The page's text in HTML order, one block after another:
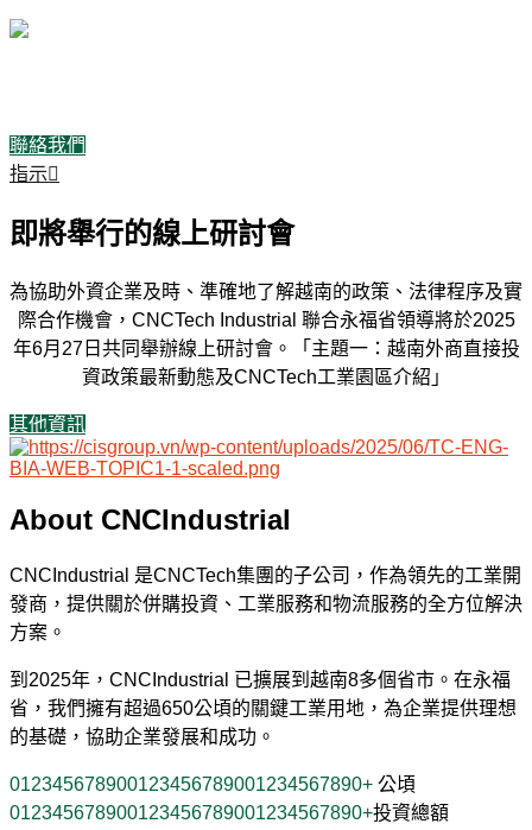
聯絡我們
指示
即將舉行的線上研討會
為協助外資企業及時、準確地了解越南的政策、法律程序及實
際合作機會，CNCTech Industrial 聯合永福省領導將於2025
年6月27日共同舉辦線上研討會。「主題一：越南外商直接投
資政策最新動態及CNCTech工業園區介紹」
其他資訊
About CNCIndustrial
CNCIndustrial 是CNCTech集團的子公司，作為領先的工業開
發商，提供關於併購投資、工業服務和物流服務的全方位解決
方案。
到2025年，CNCIndustrial 已擴展到越南8多個省市。在永福
省，我們擁有超過650公頃的關鍵工業用地，為企業提供理想
的基礎，協助企業發展和成功。
012345678900123456789001234567890+ 公頃
012345678900123456789001234567890+投資總額